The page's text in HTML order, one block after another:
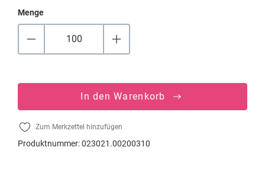
Menge
In den Warenkorb
Zum Merkzettel hinzufügen
Produktnummer:023021.00200310